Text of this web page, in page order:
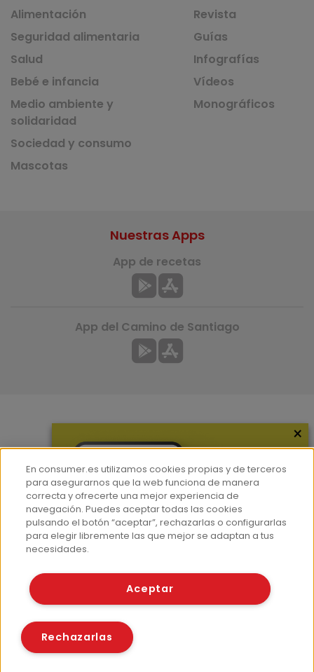
Alimentación
Seguridad alimentaria
Salud
Bebé e infancia
Medio ambiente y
solidaridad
Sociedad y consumo
Mascotas
Revista
Guías
Infografías
Vídeos
Monográficos
Hemeroteca
Contacto
Prensa
Corpus Lingüístico Consumer
Nuestras Apps
App de recetas
App del Camino de Santiago
© Fundación EROSKI
Políticas de cookies
×
En consumer.es utilizamos cookies propias y de terceros
para asegurarnos que la web funciona de manera
correcta y ofrecerte una mejor experiencia de
navegación. Puedes aceptar todas las cookies
pulsando el botón “aceptar”, rechazarlas o configurarlas
para elegir libremente las que mejor se adaptan a tus
necesidades.
Aceptar
Rechazarlas